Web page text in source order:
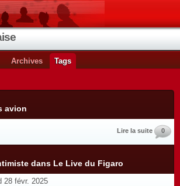
Archives Tags
avion
Lire la suite 0
dans Le Live du Figaro
28 févr. 2025